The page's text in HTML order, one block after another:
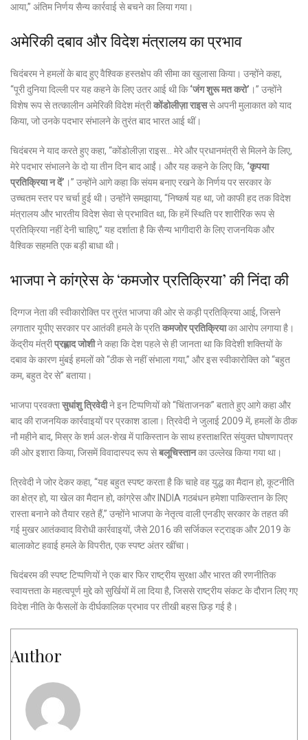
आया,” अंतिम निर्णय सैन्य कार्रवाई से बचने का लिया गया।
अमेरिकी दबाव और विदेश मंत्रालय का प्रभाव
चिदंबरम ने हमलों के बाद हुए वैश्विक हस्तक्षेप की सीमा का खुलासा किया। उन्होंने कहा,
“पूरी दुनिया दिल्ली पर यह कहने के लिए उतर आई थी कि‘जंग शुरू मत करो’ ।” उन्होंने
विशेष रूप से तत्कालीन अमेरिकी विदेश मंत्रीकोंडोलीज़ा राइससे अपनी मुलाकात को याद
किया, जो उनके पदभार संभालने के तुरंत बाद भारत आई थीं।
चिदंबरम ने याद करते हुए कहा, “कोंडोलीज़ा राइस… मेरे और प्रधानमंत्री से मिलने के लिए,
मेरे पदभार संभालने के दो या तीन दिन बाद आईं। और यह कहने के लिए कि, ‘कृपया
प्रतिक्रिया न दें’ ।” उन्होंने आगे कहा कि संयम बनाए रखने के निर्णय पर सरकार के
उच्चतम स्तर पर चर्चा हुई थी। उन्होंने समझाया, “निष्कर्ष यह था, जो काफी हद तक विदेश
मंत्रालय और भारतीय विदेश सेवा से प्रभावित था, कि हमें स्थिति पर शारीरिक रूप से
प्रतिक्रिया नहीं देनी चाहिए,” यह दर्शाता है कि सैन्य भागीदारी के लिए राजनयिक और
वैश्विक सहमति एक बड़ी बाधा थी।
भाजपा ने कांग्रेस के ‘कमजोर प्रतिक्रिया’ की निंदा की
दिग्गज नेता की स्वीकारोक्ति पर तुरंत भाजपा की ओर से कड़ी प्रतिक्रिया आई, जिसने
लगातार यूपीए सरकार पर आतंकी हमले के प्रतिकमजोर प्रतिक्रियाका आरोप लगाया है।
केंद्रीय मंत्रीप्रह्लाद जोशीने कहा कि देश पहले से ही जानता था कि विदेशी शक्तियों के
दबाव के कारण मुंबई हमलों को “ठीक से नहीं संभाला गया,” और इस स्वीकारोक्ति को “बहुत
कम, बहुत देर से” बताया।
भाजपा प्रवक्तासुधांशु त्रिवेदीने इन टिप्पणियों को “चिंताजनक” बताते हुए आगे कहा और
बाद की राजनयिक कार्रवाइयों पर प्रकाश डाला। त्रिवेदी ने जुलाई 2009 में, हमलों के ठीक
नौ महीने बाद, मिस्र के शर्म अल-शेख में पाकिस्तान के साथ हस्ताक्षरित संयुक्त घोषणापत्र
की ओर इशारा किया, जिसमें विवादास्पद रूप सेबलूचिस्तानका उल्लेख किया गया था।
त्रिवेदी ने जोर देकर कहा, “यह बहुत स्पष्ट करता है कि चाहे वह युद्ध का मैदान हो, कूटनीति
का क्षेत्र हो, या खेल का मैदान हो, कांग्रेस और INDIA गठबंधन हमेशा पाकिस्तान के लिए
रास्ता बनाने को तैयार रहते हैं,” उन्होंने भाजपा के नेतृत्व वाली एनडीए सरकार के तहत की
गई मुखर आतंकवाद विरोधी कार्रवाइयों, जैसे 2016 की सर्जिकल स्ट्राइक और 2019 के
बालाकोट हवाई हमले के विपरीत, एक स्पष्ट अंतर खींचा।
चिदंबरम की स्पष्ट टिप्पणियों ने एक बार फिर राष्ट्रीय सुरक्षा और भारत की रणनीतिक
स्वायत्तता के महत्वपूर्ण मुद्दे को सुर्खियों में ला दिया है, जिससे राष्ट्रीय संकट के दौरान लिए गए
विदेश नीति के फैसलों के दीर्घकालिक प्रभाव पर तीखी बहस छिड़ गई है।
Author